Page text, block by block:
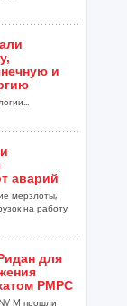
и
аварий
мерзлоты,
на работу
для
РМРС
M прошли